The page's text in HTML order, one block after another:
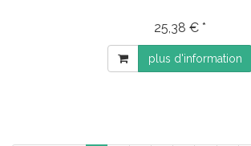
25,38 € *
plus d'information